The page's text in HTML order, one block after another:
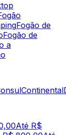
Fogão de
Fogão de
a
Continental
Até R$